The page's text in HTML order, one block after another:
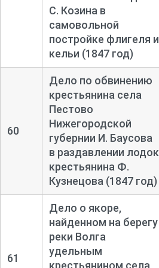
С. Козина в
самовольной
постройке флигеля и
кельи (1847 год)
60
Дело по обвинению
крестьянина села
Пестово
Нижегородской
губернии И. Баусова
в раздавлении лодок
крестьянина Ф.
Кузнецова (1847 год)
61
Дело о якоре,
найденном на берегу
реки Волга
удельным
крестьянином села